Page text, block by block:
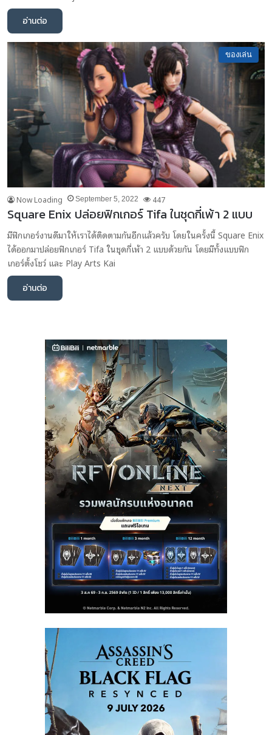
อ่านต่อ
ของเล่น
Now Loading September 5, 2022 447
Square Enix ปล่อยฟิกเกอร์ Tifa ในชุดกี่เพ้า 2 แบบ
มีฟิกเกอร์งานดีมาให้เราได้ติดตามกันอีกแล้วครับ โดยในครั้งนี้ Square Enix
ได้ออกมาปล่อยฟิกเกอร์ Tifa ในชุดกี่เพ้า 2 แบบด้วยกัน โดยมีทั้งแบบฟิก
เกอร์ตั้งโชว์ และ Play Arts Kai
อ่านต่อ